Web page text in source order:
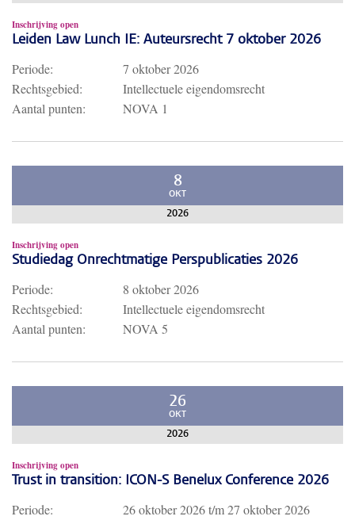
Inschrijving open
Leiden Law Lunch IE: Auteursrecht 7 oktober 2026
Periode:
7 oktober 2026
Rechtsgebied:
Intellectuele eigendomsrecht
Aantal punten:
NOVA 1
8
OKT
2026
Inschrijving open
Studiedag Onrechtmatige Perspublicaties 2026
Periode:
8 oktober 2026
Rechtsgebied:
Intellectuele eigendomsrecht
Aantal punten:
NOVA 5
26
OKT
2026
Inschrijving open
Trust in transition: ICON-S Benelux Conference 2026
Periode: 26 oktober 2026t/m27 oktober 2026